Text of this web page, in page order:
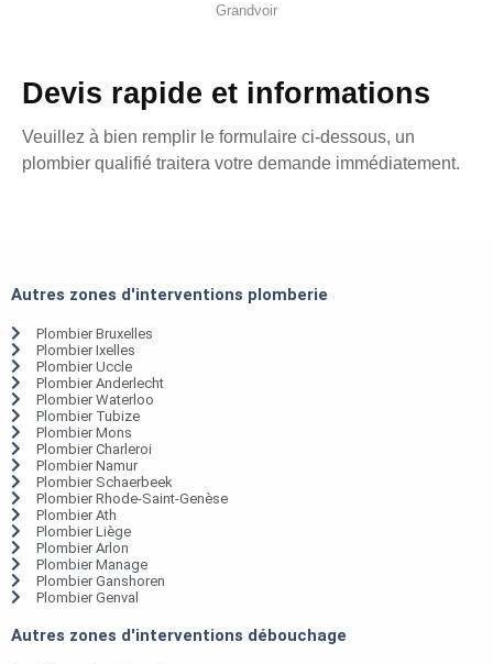
Grandvoir
Devis rapide et informations
Veuillez à bien remplir le formulaire ci-dessous, un
plombier qualifié traitera votre demande immédiatement.
Autres zones d'interventions plomberie
Plombier Bruxelles
Plombier Ixelles
Plombier Uccle
Plombier Anderlecht
Plombier Waterloo
Plombier Tubize
Plombier Mons
Plombier Charleroi
Plombier Namur
Plombier Schaerbeek
Plombier Rhode-Saint-Genèse
Plombier Ath
Plombier Liège
Plombier Arlon
Plombier Manage
Plombier Ganshoren
Plombier Genval
Autres zones d'interventions débouchage